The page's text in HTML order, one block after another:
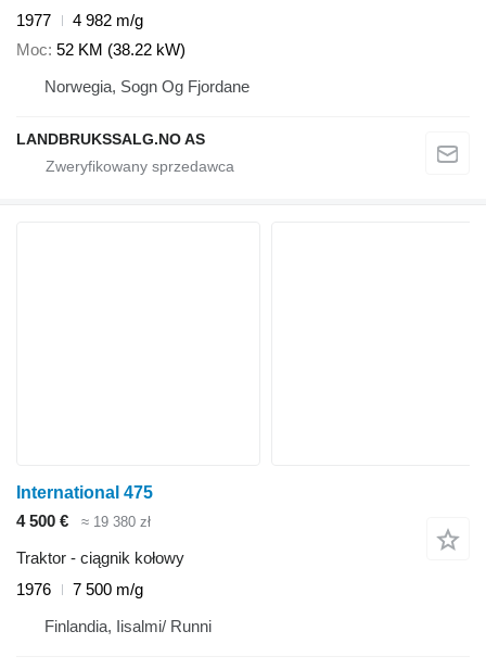
1977
4 982 m/g
Moc 52 KM (38.22 kW)
Norwegia, Sogn Og Fjordane
LANDBRUKSSALG.NO AS
International 475
4 500 €
≈ 19 380 zł
Traktor - ciągnik kołowy
1976
7 500 m/g
Finlandia, Iisalmi/ Runni